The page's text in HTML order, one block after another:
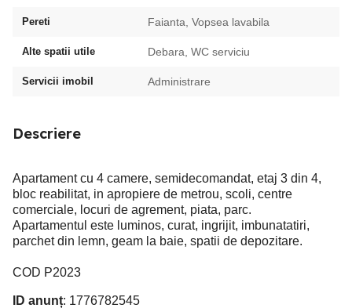
Pereti Faianta, Vopsea lavabila
Alte spatii utile Debara, WC serviciu
Servicii imobil Administrare
Descriere
Apartament cu 4 camere, semidecomandat, etaj 3 din 4,
bloc reabilitat, in apropiere de metrou, scoli, centre
comerciale, locuri de agrement, piata, parc.
Apartamentul este luminos, curat, ingrijit, imbunatatiri,
parchet din lemn, geam la baie, spatii de depozitare.
COD P2023
ID anunț: 1776782545